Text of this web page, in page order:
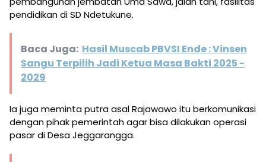
pendidikan di SD Ndetukune.
Baca Juga: Hasil Muscab PBVSI Ende : Vinsen
Sangu Terpilih Jadi Ketua Masa Bakti 2025 -
2029
Ia juga meminta putra asal Rajawawo itu berkomunikasi
dengan pihak pemerintah agar bisa dilakukan operasi
pasar di Desa Jeggarangga.